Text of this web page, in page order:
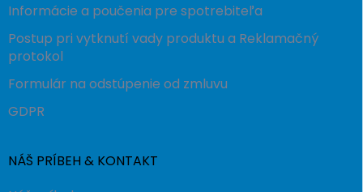
Informácie a poučenia pre spotrebiteľa
Postup pri vytknutí vady produktu a Reklamačný
protokol
Formulár na odstúpenie od zmluvu
GDPR
NÁŠ PRÍBEH & KONTAKT